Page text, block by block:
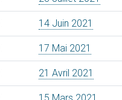
14 Juin 2021
17 Mai 2021
21 Avril 2021